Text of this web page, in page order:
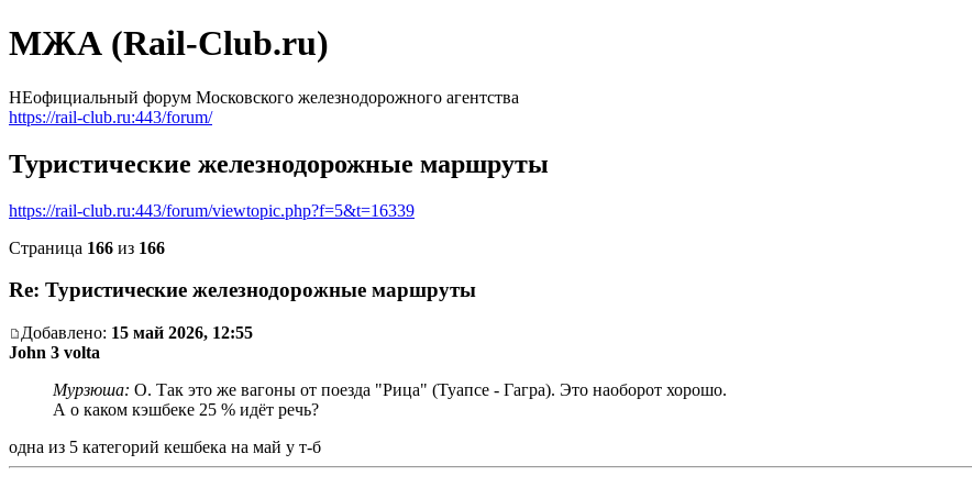
МЖА (Rail-Club.ru)
НЕофициальный форум Московского железнодорожного агентства
https://rail-club.ru:443/forum/
Туристические железнодорожные маршруты
https://rail-club.ru:443/forum/viewtopic.php?f=5&t=16339
Страница 166 из 166
Re: Туристические железнодорожные маршруты
Добавлено: 15 май 2026, 12:55
John 3 volta
Мурзюша: О. Так это же вагоны от поезда "Рица" (Туапсе - Гагра). Это наоборот хорошо.
А о каком кэшбеке 25 % идёт речь?
одна из 5 категорий кешбека на май у т-б